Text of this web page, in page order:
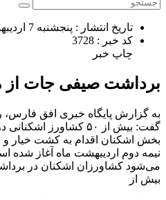
تاریخ انتشار : پنجشنبه 7 اردیبهشت 1402 - 6:54
کد خبر : 3728
چاپ خبر
برداشت صیفی جات از
به گزارش پایگاه خبری افق
گفت: بیش از ۵۰ کشاورز
بخش اشکنان اقدام به کشت خیار و
نیمه دوم اردیبهشت ماه آغاز شده
می‌شود کشاورزان اشکنان در
بیش از